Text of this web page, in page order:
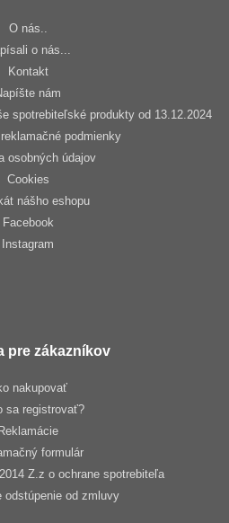
O nás..
o nás...
Kontakt
nám
spotrebiteľské produkty od 13.12.2024
podmienky
osobných údajov
Cookies
nášho eshopu
Facebook
Instagram
pre zákazníkov
nakupovať
sa registrovať?
Reklamácie
formulár
Z.z o ochrane spotrebiteľa
odstúpenie od zmluvy